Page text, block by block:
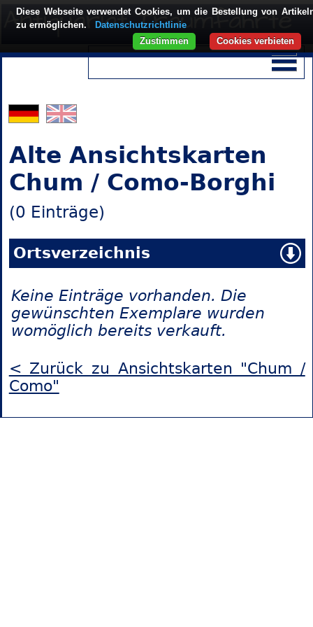
Alte Ansichtskarten
Chum / Como-Borghi
(0 Einträge)
Ortsverzeichnis
Keine Einträge vorhanden. Die
gewünschten Exemplare wurden
womöglich bereits verkauft.
< Zurück zu Ansichtskarten "Chum /
Como"
Diese Webseite verwendet Cookies, um die Bestellung von
zu ermöglichen.
Datenschutzrichtlinie
Cookies verbieten
Zustimmen